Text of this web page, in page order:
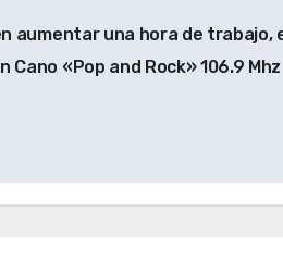
aumentar una hora de trabajo,
Cano «Pop and Rock» 106.9 Mhz